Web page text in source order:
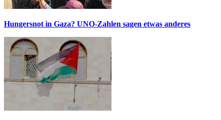
Hungersnot in Gaza? UNO-Zahlen sagen etwas anderes